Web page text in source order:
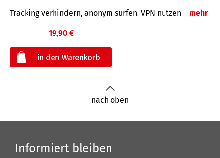
Tracking verhindern, anonym surfen, VPN nutzen mehr
19,90 €
nach oben
Informiert bleiben